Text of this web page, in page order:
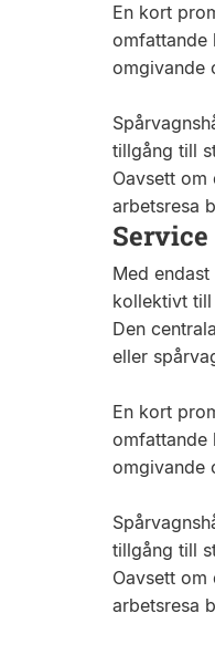
En kort
omfattande
omgivande
tillgång till
Oavsett
arbetsresa
Service
Med
kollektivt
Den
eller
En kort
omfattande
omgivande
tillgång till
Oavsett
arbetsresa